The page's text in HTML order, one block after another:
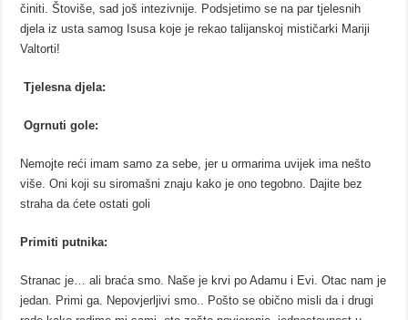
činiti. Štoviše, sad još intezivnije. Podsjetimo se na par tjelesnih
djela iz usta samog Isusa koje je rekao talijanskoj mističarki Mariji
Valtorti!
Tjelesna djela:
Ogrnuti gole:
Nemojte reći imam samo za sebe, jer u ormarima uvijek ima nešto
više. Oni koji su siromašni znaju kako je ono tegobno. Dajite bez
straha da ćete ostati goli
Primiti putnika:
Stranac je… ali braća smo. Naše je krvi po Adamu i Evi. Otac nam je
jedan. Primi ga. Nepovjerljivi smo.. Pošto se obično misli da i drugi